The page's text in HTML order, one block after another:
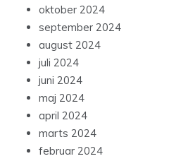
oktober 2024
september 2024
august 2024
juli 2024
juni 2024
maj 2024
april 2024
marts 2024
februar 2024